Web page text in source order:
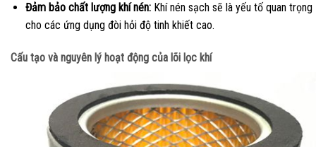
Đảm bảo chất lượng khí nén:Khí nén sạch sẽ là yếu tố quan trọng
cho các ứng dụng đòi hỏi độ tinh khiết cao.
Cấu tạo và nguyên lý hoạt động của lõi lọc khí